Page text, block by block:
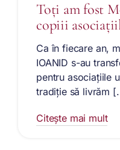
Toți am fost
copiii
Ca în fiecare an,
IOANID s-au
pentru asociațiile
tradiție să livrăm
Citește mai mult